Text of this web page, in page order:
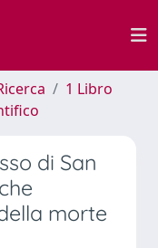
1 Libro
di San
morte